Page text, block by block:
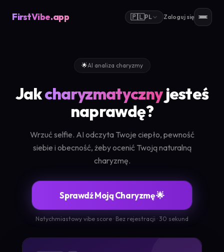
FirstVibe.app 🇵🇱PL Zaloguj się
🌟AI analiza charyzmy
Jakcharyzmatycznyjesteś
naprawdę?
Wrzuć selfie. AI odczyta Twoje ciepło, pewność
siebie i obecność, żeby ocenić Twoją naturalną
charyzmę.
Sprawdź Moją Charyzmę 🌟
Natychmiastowy vibe score · Bez rejestracji · 30 sekund